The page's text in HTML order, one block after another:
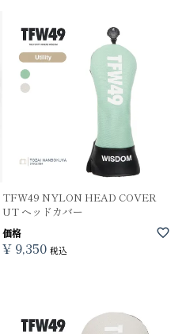
TFW49 NYLON HEAD COVER
UT ヘッドカバー
価格
¥ 9,350 税込